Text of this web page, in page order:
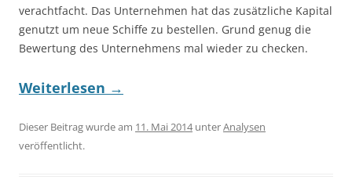
verachtfacht. Das Unternehmen hat das zusätzliche Kapital
genutzt um neue Schiffe zu bestellen. Grund genug die
Bewertung des Unternehmens mal wieder zu checken.
Weiterlesen →
Dieser Beitrag wurde am 11. Mai 2014unterAnalysen
veröffentlicht.